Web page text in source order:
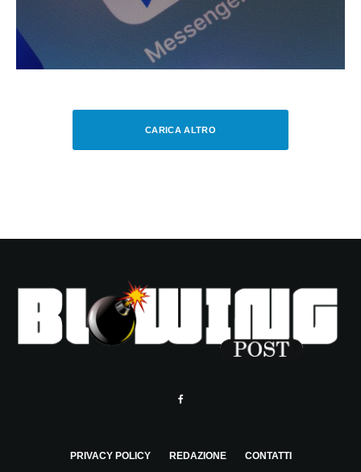
CARICA ALTRO
PRIVACY POLICY REDAZIONE CONTATTI